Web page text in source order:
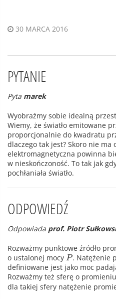
30 MARCA 2016
PYTANIE
Pyta marek
Wyobraźmy sobie idealną
Wiemy, że światło emitowane
proporcjonalnie do kwadratu
dlaczego tak jest? Skoro nie ma
elektromagnetyczna powinna
w nieskończoność. To tak jak
pochłaniała światło.
ODPOWIEDŹ
Odpowiada prof. Piotr
Rozważmy punktowe źródło
o ustalonej mocy P. Natężenie
definiowane jest jako moc
Rozważmy też sferę o promieniu
dla takiej sfery natężenie